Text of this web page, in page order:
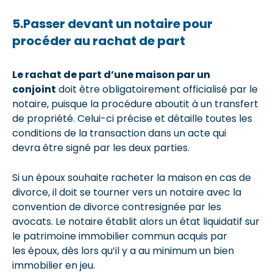
5.Passer devant un notaire pour
procéder au rachat de part
Le rachat de part d’une maison par un
conjoint doit être obligatoirement officialisé par le
notaire, puisque la procédure aboutit à un transfert
de propriété. Celui-ci précise et détaille toutes les
conditions de la transaction dans un acte qui
devra être signé par les deux parties.
Si un époux souhaite racheter la maison en cas de
divorce, il doit se tourner vers un notaire avec la
convention de divorce contresignée par les
avocats. Le notaire établit alors un état liquidatif sur
le patrimoine immobilier commun acquis par
les époux, dès lors qu’il y a au minimum un bien
immobilier en jeu.